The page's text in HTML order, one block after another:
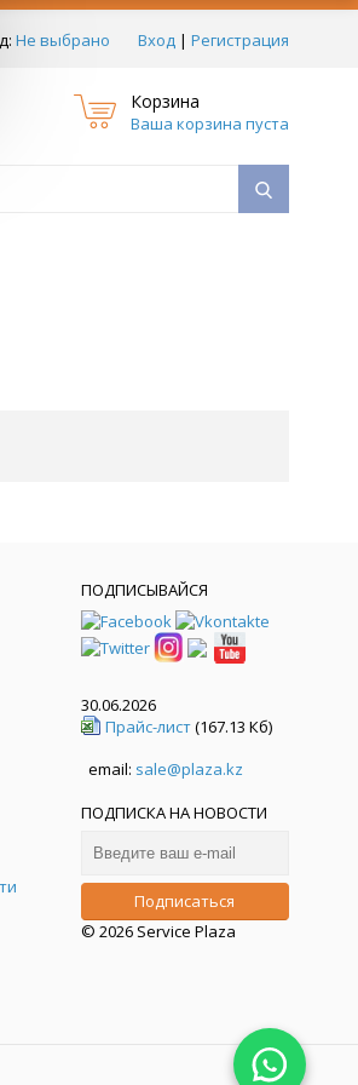
Не выбрано Вход | Регистрация
Корзина
Ваша корзина пуста
ПОДПИСЫВАЙСЯ
30.06.2026
Прайс-лист(167.13 Кб)
email: sale@plaza.kz
ПОДПИСКА НА НОВОСТИ
© 2026 Service Plaza